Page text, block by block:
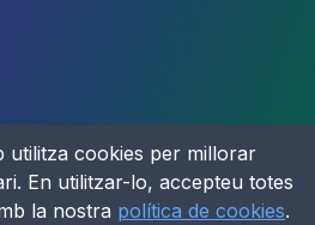
utilitza cookies per millorar
En utilitzar-lo, accepteu totes
la nostra política de cookies.